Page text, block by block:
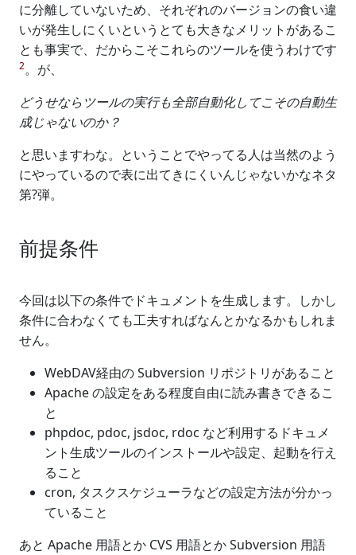
に分離していないため、それぞれのバージョンの食い違
いが発生しにくいというとても大きなメリットがあるこ
とも事実で、だからこそこれらのツールを使うわけです
2。が、
どうせならツールの実行も全部自動化してこその自動生
成じゃないのか？
と思いますわな。ということでやってる人は当然のよう
にやっているので表に出てきにくいんじゃないかなネタ
第?弾。
前提条件
今回は以下の条件でドキュメントを生成します。しかし
条件に合わなくても工夫すればなんとかなるかもしれま
せん。
WebDAV経由の Subversion リポジトリがあること
Apache の設定をある程度自由に読み書きできるこ
と
phpdoc, pdoc, jsdoc, rdoc など利用するドキュメ
ント生成ツールのインストールや設定、起動を行え
ること
cron, タスクスケジューラなどの設定方法が分かっ
ていること
あと Apache 用語とか CVS 用語とか Subversion 用語